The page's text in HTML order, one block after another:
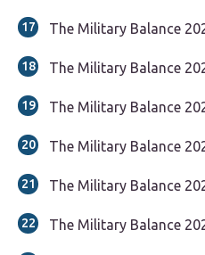
The Military Balance
The Military Balance
The Military Balance
The Military Balance
The Military Balance
The Military Balance